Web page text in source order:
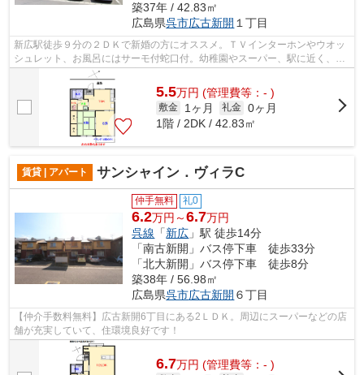
築37年 / 42.83㎡
広島県呉市広古新開 １丁目
新広駅徒歩９分の２ＤＫで新婚の方にオススメ。ＴＶインターホンやウオッ
シュレット、お風呂にはサーモ付蛇口付。幼稚園やスーパー、駅に近く、小
さいお子様のいらっしゃる家族や、電...
5.5万円 (管理費等：- )
敷金 1ヶ月 礼金 0ヶ月
1階 / 2DK / 42.83㎡
賃貸 | アパート サンシャイン．ヴィラC
仲手無料 礼0
6.2万円～6.7万円
呉線 「新広 」駅 徒歩14分
「南古新開」バス停下車 徒歩33分
「北大新開」バス停下車 徒歩8分
築38年 / 56.98㎡
広島県呉市広古新開 ６丁目
【仲介手数料無料】広古新開6丁目にある2ＬＤＫ。周辺にスーパーなどの店
舗が充実していて、住環境良好です！
6.7万円 (管理費等：- )